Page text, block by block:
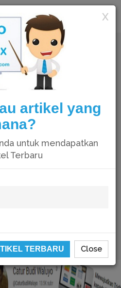
X
artikel yang
untuk mendapatkan
Terbaru
TERBARU Close